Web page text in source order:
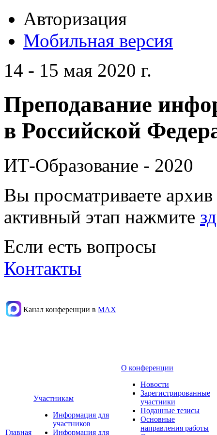
Авторизация
Мобильная версия
14 - 15 мая 2020 г.
Преподавание
в Российской
ИТ-Образование - 2020
Вы просматриваете
активный этап нажмите
Если есть вопросы
Контакты
Канал конференции в МАХ
Главная
Участникам
Информация для
участников
Информация для
О конференции
Новости
Зарегистрированные
участники
Поданные тезисы
Основные
направления работы